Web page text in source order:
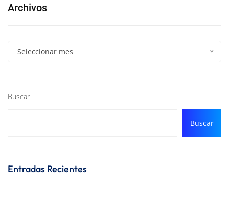
Archivos
Seleccionar mes
Buscar
Buscar
Entradas Recientes